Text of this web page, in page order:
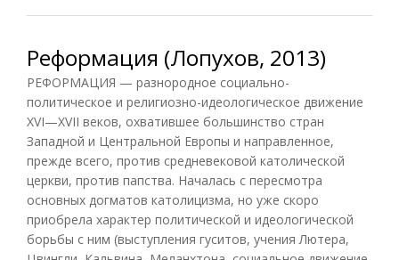
Реформация (Лопухов, 2013)
РЕФОРМАЦИЯ — разнородное социально-
политическое и религиозно-идеологическое движение
XVI—XVII веков, охватившее большинство стран
Западной и Центральной Европы и направленное,
прежде всего, против средневековой католической
церкви, против папства. Началась с пересмотра
основных догматов католицизма, но уже скоро
приобрела характер политической и идеологической
борьбы с ним (выступления гуситов, учения Лютера,